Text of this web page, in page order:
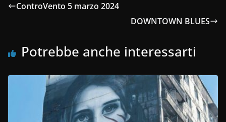
ControVento 5 marzo 2024
DOWNTOWN BLUES
Potrebbe anche interessarti